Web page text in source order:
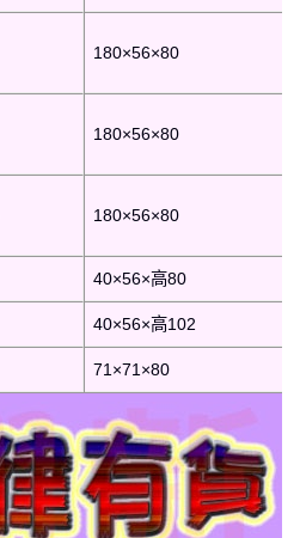
180×56×80
180×56×80
180×56×80
40×56×高80
40×56×高102
71×71×80